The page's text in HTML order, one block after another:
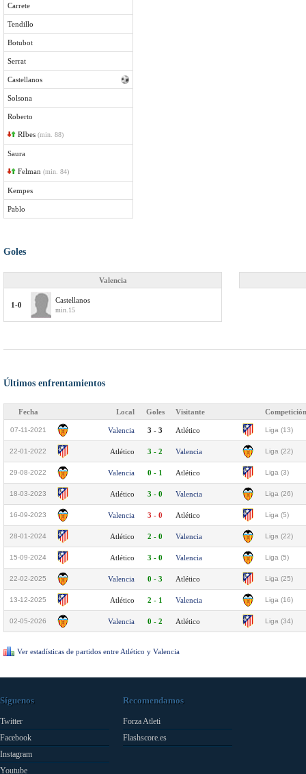
Carrete
Tendillo
Botubot
Serrat
Castellanos
Solsona
Roberto
RIbes (min. 88)
Saura
Felman (min. 84)
Kempes
Pablo
Goles
Valencia
1-0
Castellanos
min.15
Últimos enfrentamientos
Fecha Local Goles Visitante Competición
07-11-2021 Valencia 3 - 3 Atlético Liga (13)
22-01-2022 Atlético 3 - 2 Valencia Liga (22)
29-08-2022 Valencia 0 - 1 Atlético Liga (3)
18-03-2023 Atlético 3 - 0 Valencia Liga (26)
16-09-2023 Valencia 3 - 0 Atlético Liga (5)
28-01-2024 Atlético 2 - 0 Valencia Liga (22)
15-09-2024 Atlético 3 - 0 Valencia Liga (5)
22-02-2025 Valencia 0 - 3 Atlético Liga (25)
13-12-2025 Atlético 2 - 1 Valencia Liga (16)
02-05-2026 Valencia 0 - 2 Atlético Liga (34)
Ver estadísticas de partidos entre Atlético y Valencia
Síguenos
Twitter
Facebook
Instagram
Youtube
Recomendamos
Forza Atleti
Flashscore.es